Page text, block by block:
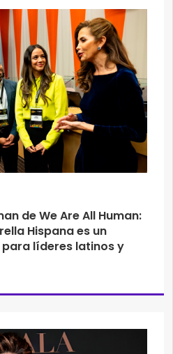
de We Are All Human:
Hispana es un
líderes latinos y